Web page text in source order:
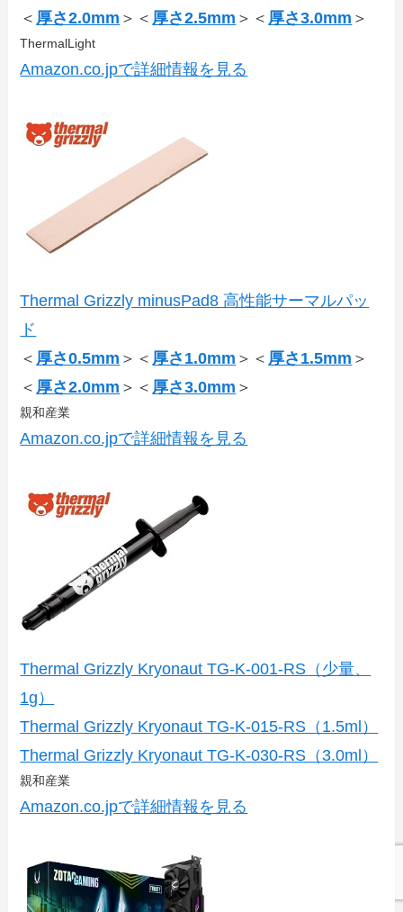
＜ 厚さ2.0mm ＞＜ 厚さ2.5mm ＞＜ 厚さ3.0mm ＞
ThermalLight
Amazon.co.jpで詳細情報を見る
Thermal Grizzly minusPad8 高性能サーマルパッ
ド
＜ 厚さ0.5mm ＞＜ 厚さ1.0mm ＞＜ 厚さ1.5mm ＞
＜ 厚さ2.0mm ＞＜ 厚さ3.0mm ＞
親和産業
Amazon.co.jpで詳細情報を見る
Thermal Grizzly Kryonaut TG-K-001-RS（少量、
1g）
Thermal Grizzly Kryonaut TG-K-015-RS（1.5ml）
Thermal Grizzly Kryonaut TG-K-030-RS（3.0ml）
親和産業
Amazon.co.jpで詳細情報を見る